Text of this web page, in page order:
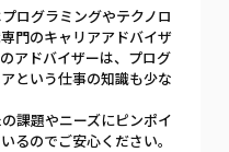
ログラミングやテクノロ
門のキャリアアドバイザ
アドバイザーは、プログ
という仕事の知識も少な
課題やニーズにピンポイ
るのでご安心ください。